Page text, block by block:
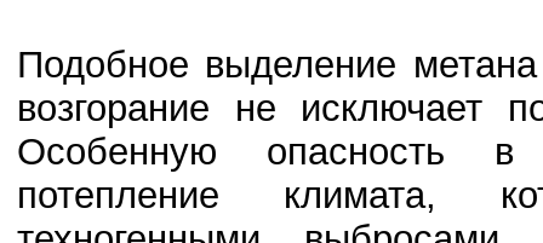
Подобное выделение метана
возгорание не исключает
Особенную опасность в
потепление климата,